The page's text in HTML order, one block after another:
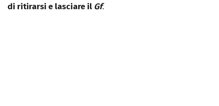
di ritirarsi e lasciare il Gf.